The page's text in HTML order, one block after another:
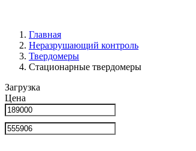
Главная
Неразрушающий контроль
Твердомеры
Стационарные твердомеры
Загрузка
Цена